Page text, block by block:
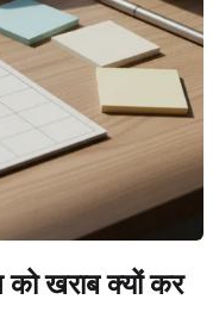
को खराब क्यों कर